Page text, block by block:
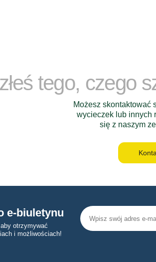
tego, czego
Możesz skontaktować
wycieczek lub innych
się z naszym
e-biuletynu
otrzymywać
i możliwościach!